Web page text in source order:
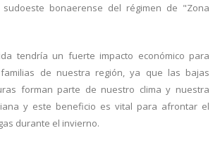
bonaerense del régimen de "Zona
tendría un fuerte impacto económico para
de nuestra región, ya que las bajas
forman parte de nuestro clima y nuestra
y este beneficio es vital para afrontar el
durante el invierno.